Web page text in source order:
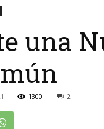
una
1300 2